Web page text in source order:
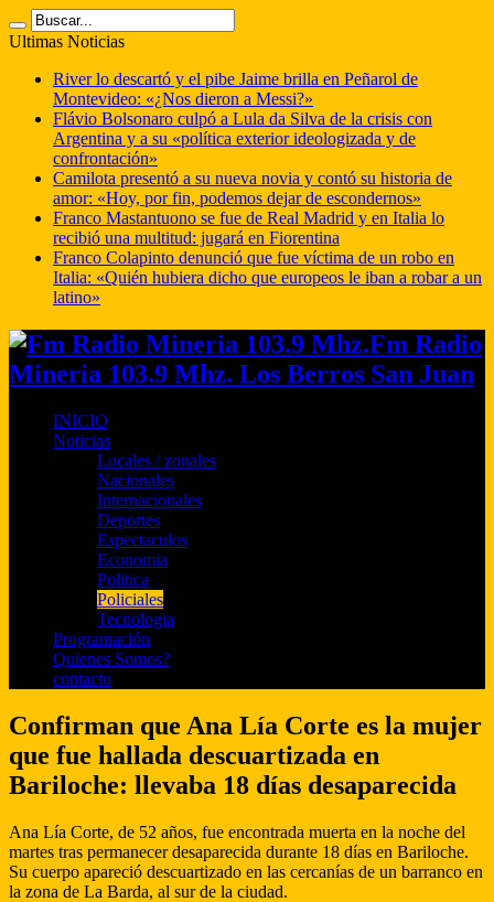
Ultimas Noticias
River lo descartó y el pibe Jaime brilla en Peñarol de
Montevideo: «¿Nos dieron a Messi?»
Flávio Bolsonaro culpó a Lula da Silva de la crisis con
Argentina y a su «política exterior ideologizada y de
confrontación»
Camilota presentó a su nueva novia y contó su historia de
amor: «Hoy, por fin, podemos dejar de escondernos»
Franco Mastantuono se fue de Real Madrid y en Italia lo
recibió una multitud: jugará en Fiorentina
Franco Colapinto denunció que fue víctima de un robo en
Italia: «Quién hubiera dicho que europeos le iban a robar a un
latino»
Fm Radio
Mineria 103.9 Mhz. Los Berros San Juan
INICIO
Noticias
Locales / zonales
Nacionales
Internacionales
Deportes
Espectaculos
Economia
Politica
Policiales
Tecnologia
Programación
Quienes Somos?
contacto
Confirman que Ana Lía Corte es la mujer
que fue hallada descuartizada en
Bariloche: llevaba 18 días desaparecida
Ana Lía Corte, de 52 años, fue encontrada muerta en la noche del
martes tras permanecer desaparecida durante 18 días en Bariloche.
Su cuerpo apareció descuartizado en las cercanías de un barranco en
la zona de La Barda, al sur de la ciudad.